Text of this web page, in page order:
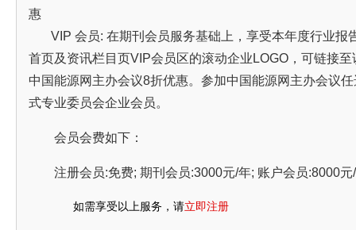
惠
VIP 会员: 在期刊会员服务基础上，享受本年度行业报
首页及资讯栏目页VIP会员区的滚动企业LOGO，可链接
中国能源网主办会议8折优惠。参加中国能源网主办会议
式专业委员会企业会员。
会员会费如下：
注册会员:免费; 期刊会员:3000元/年; 账户会员:8000
如需享受以上服务，请立即注册